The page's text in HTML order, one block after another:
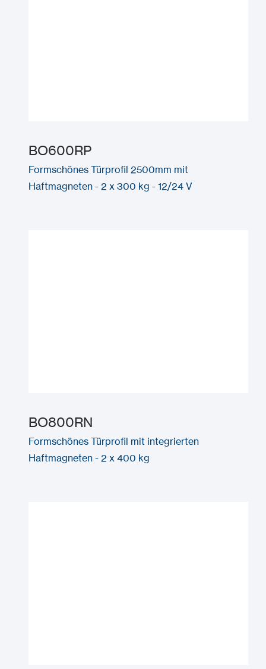
BO600RP
Formschönes Türprofil 2500mm mit
Haftmagneten - 2 x 300 kg - 12/24 V
BO800RN
Formschönes Türprofil mit integrierten
Haftmagneten - 2 x 400 kg